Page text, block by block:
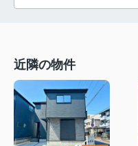
近隣の物件